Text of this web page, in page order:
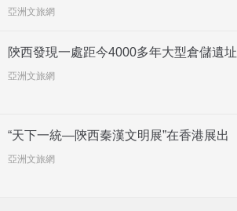
亞洲文旅網
陝西發現一處距今4000多年大型倉儲遺址
亞洲文旅網
“天下一統—陝西秦漢文明展”在香港展出
亞洲文旅網